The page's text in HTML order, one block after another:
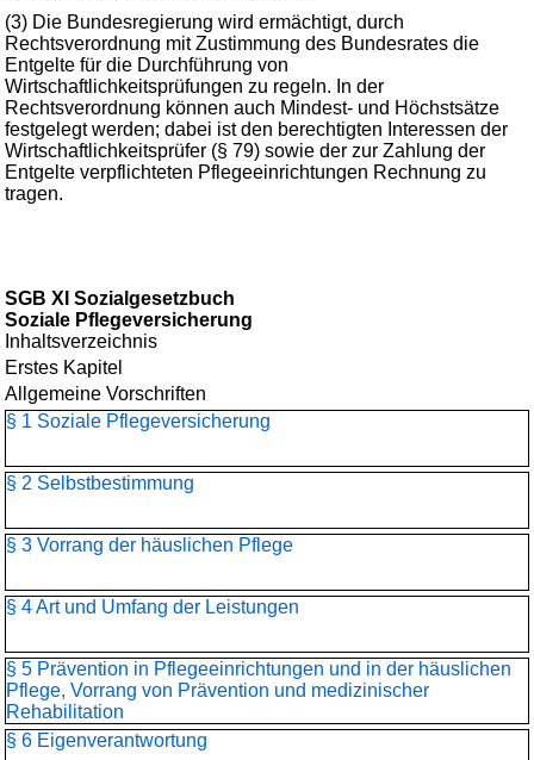
(3) Die Bundesregierung wird ermächtigt, durch
Rechtsverordnung mit Zustimmung des Bundesrates die
Entgelte für die Durchführung von
Wirtschaftlichkeitsprüfungen zu regeln. In der
Rechtsverordnung können auch Mindest- und Höchstsätze
festgelegt werden; dabei ist den berechtigten Interessen der
Wirtschaftlichkeitsprüfer (§ 79) sowie der zur Zahlung der
Entgelte verpflichteten Pflegeeinrichtungen Rechnung zu
tragen.
SGB XI Sozialgesetzbuch
Soziale Pflegeversicherung
Inhaltsverzeichnis
Erstes Kapitel
Allgemeine Vorschriften
§ 1 Soziale Pflegeversicherung
§ 2 Selbstbestimmung
§ 3 Vorrang der häuslichen Pflege
§ 4 Art und Umfang der Leistungen
§ 5 Prävention in Pflegeeinrichtungen und in der häuslichen
Pflege, Vorrang von Prävention und medizinischer
Rehabilitation
§ 6 Eigenverantwortung